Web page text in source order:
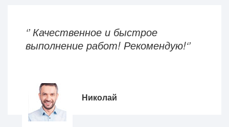
‘’ Качественное и быстрое
выполнение работ! Рекомендую!‘’
Николай